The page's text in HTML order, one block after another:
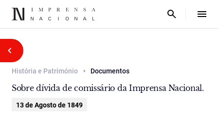
História e Património Documentos
Sobre dívida de comissário da Imprensa Nacional.
13 de Agosto de 1849